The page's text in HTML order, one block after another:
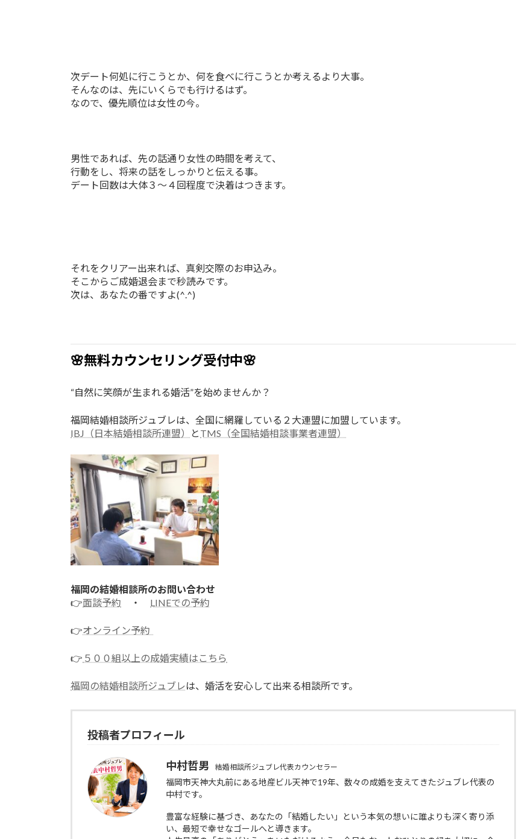
次デート何処に行こうとか、何を食べに行こうとか考えるより大事。
そんなのは、先にいくらでも行けるはず。
なので、優先順位は女性の今。
男性であれば、先の話通り女性の時間を考えて、
行動をし、将来の話をしっかりと伝える事。
デート回数は大体３～４回程度で決着はつきます。
それをクリアー出来れば、真剣交際のお申込み。
そこからご成婚退会まで秒読みです。
次は、あなたの番ですよ(^.^)
🌸無料カウンセリング受付中🌸
“自然に笑顔が生まれる婚活”を始めませんか？
福岡結婚相談所ジュブレは、全国に網羅している２大連盟に加盟しています。
IBJ（日本結婚相談所連盟）
と TMS（全国結婚相談事業者連盟）
福岡の結婚相談所のお問い合わせ
👉面談予約 ・ LINEでの予約
👉オンライン予約
👉 ５００組以上の成婚実績はこちら
福岡の結婚相談所ジュブレは、婚活を安心して出来る相談所です。
投稿者プロフィール
中村哲男 結婚相談所ジュブレ代表カウンセラー
福岡市天神大丸前にある地産ビル天神で19年、数々の成婚を支えてきたジュブレ代表の
中村です。
豊富な経験に基づき、あなたの「結婚したい」という本気の想いに誰よりも深く寄り添
い、最短で幸せなゴールへと導きます。